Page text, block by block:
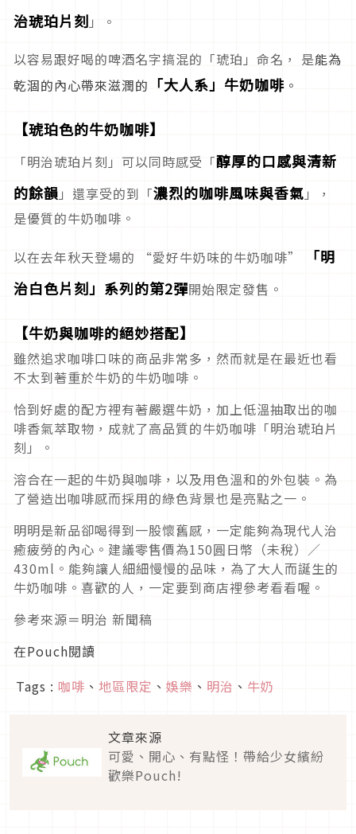
治琥珀片刻 」。
以容易跟好喝的啤酒名字搞混的「琥珀」命名， 是能為
乾涸的內心帶來滋潤的 「大人系」牛奶咖啡 。
【琥珀色的牛奶咖啡】
「明治琥珀片刻」可以同時感受「醇厚的口感與清新
的餘韻 」還享受的到「濃烈的咖啡風味與香氣 」，
是優質的牛奶咖啡。
以在去年秋天登場的 “愛好牛奶味的牛奶咖啡”
「明
治白色片刻」系列的第2彈開始限定發售。
【牛奶與咖啡的絕妙搭配】
雖然追求咖啡口味的商品非常多，然而就是在最近也看
不太到著重於牛奶的牛奶咖啡。
恰到好處的配方裡有著嚴選牛奶，加上低溫抽取出的咖
啡香氣萃取物，成就了高品質的牛奶咖啡「明治琥珀片
刻」。
溶合在一起的牛奶與咖啡，以及用色溫和的外包裝。為
了營造出咖啡感而採用的綠色背景也是亮點之一。
明明是新品卻喝得到一股懷舊感，一定能夠為現代人治
癒疲勞的內心。建議零售價為150圓日幣（未稅）／
430ml。能夠讓人細細慢慢的品味，為了大人而誕生的
牛奶咖啡。喜歡的人，一定要到商店裡參考看看喔。
參考來源＝明治 新聞稿
在Pouch閱讀
Tags : 咖啡 、 地區限定 、 娛樂 、 明治 、 牛奶
文章來源
可愛、開心、有點怪！帶給少女繽紛
歡樂Pouch!